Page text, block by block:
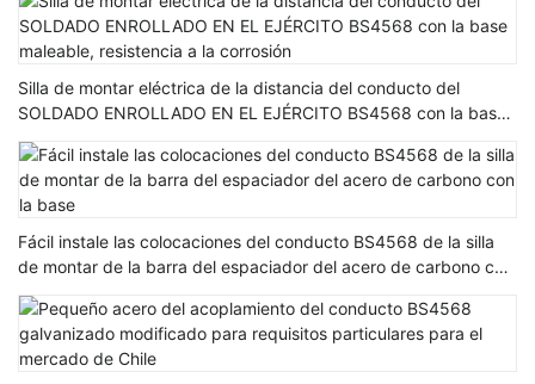
eléctrico de s
Silla de montar eléctrica de la distancia del conducto del
SOLDADO ENROLLADO EN EL EJÉRCITO BS4568 con la base
maleable, resistencia a la corrosión
Fácil instale las colocaciones del conducto BS4568 de la silla
de montar de la barra del espaciador del acero de carbono con
la base